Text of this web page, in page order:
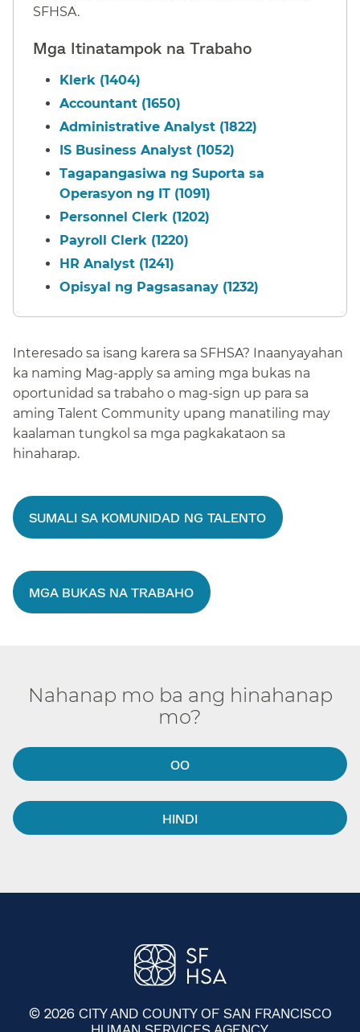
SFHSA.​​
Mga Itinatampok na Trabaho​​
Klerk (1404)​​
Accountant (1650)​​
Administrative Analyst (1822)​​
IS Business Analyst (1052)​​
Tagapangasiwa ng Suporta sa
Operasyon ng IT (1091)​​
Personnel Clerk (1202)​​
Payroll Clerk (1220)​​
HR Analyst (1241)​​
Opisyal ng Pagsasanay (1232)​​
Interesado sa isang karera sa SFHSA? Inaanyayahan
ka naming Mag-apply sa aming mga bukas na
oportunidad sa trabaho o mag-sign up para sa
aming Talent Community upang manatiling may
kaalaman tungkol sa mga pagkakataon sa
hinaharap.​​
SUMALI SA KOMUNIDAD NG TALENTO​​
MGA BUKAS NA TRABAHO​​
Nahanap mo ba ang hinahanap
mo?​​
OO​​
HINDI​​
© 2026 CITY AND COUNTY OF SAN FRANCISCO